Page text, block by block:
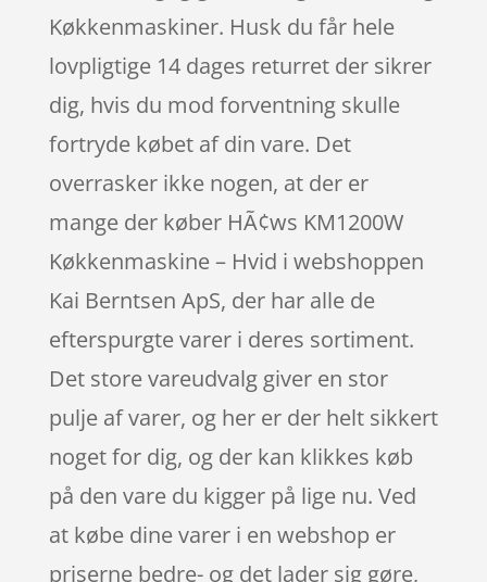
Køkkenmaskiner. Husk du får hele
lovpligtige 14 dages returret der sikrer
dig, hvis du mod forventning skulle
fortryde købet af din vare. Det
overrasker ikke nogen, at der er
mange der køber HÃ¢ws KM1200W
Køkkenmaskine – Hvid i webshoppen
Kai Berntsen ApS, der har alle de
efterspurgte varer i deres sortiment.
Det store vareudvalg giver en stor
pulje af varer, og her er der helt sikkert
noget for dig, og der kan klikkes køb
på den vare du kigger på lige nu. Ved
at købe dine varer i en webshop er
priserne bedre- og det lader sig gøre,